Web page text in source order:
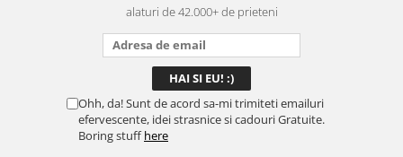
alaturi de 42.000+ de prieteni
Ohh, da! Sunt de acord sa-mi trimiteti emailuri
efervescente, idei strasnice si cadouri Gratuite.
Boring stuffhere